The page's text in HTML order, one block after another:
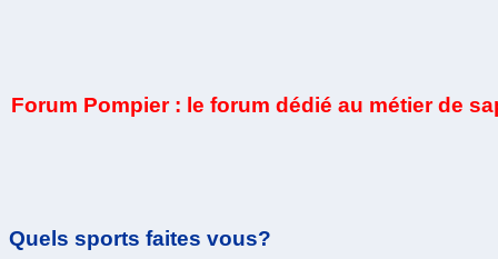
Forum Pompier : le forum dédié au métier de
Quels sports faites vous?